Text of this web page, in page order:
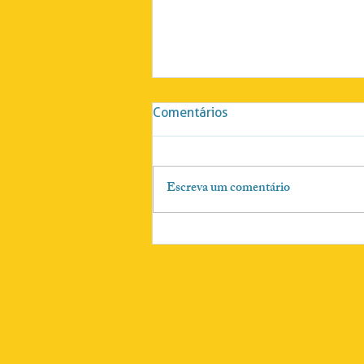
Comentários
Escreva um comentário